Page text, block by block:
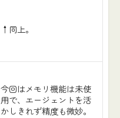
↑同上。
今回はメモリ機能は未使
用で、エージェントを活
かしきれず精度も微妙。